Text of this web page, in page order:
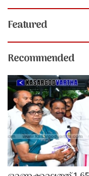
Featured
Recommended